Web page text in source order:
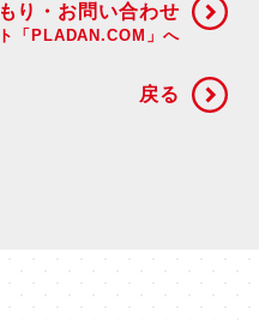
り・お問い合わせ
「PLADAN.COM」へ
戻る